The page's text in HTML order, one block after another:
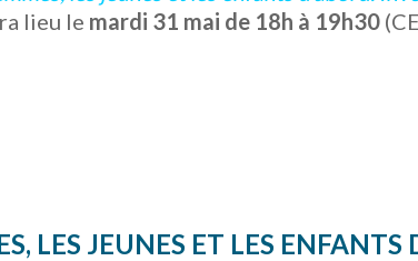
lieu le mardi 31 mai de 18h à 19h30
LES JEUNES ET LES ENFANTS